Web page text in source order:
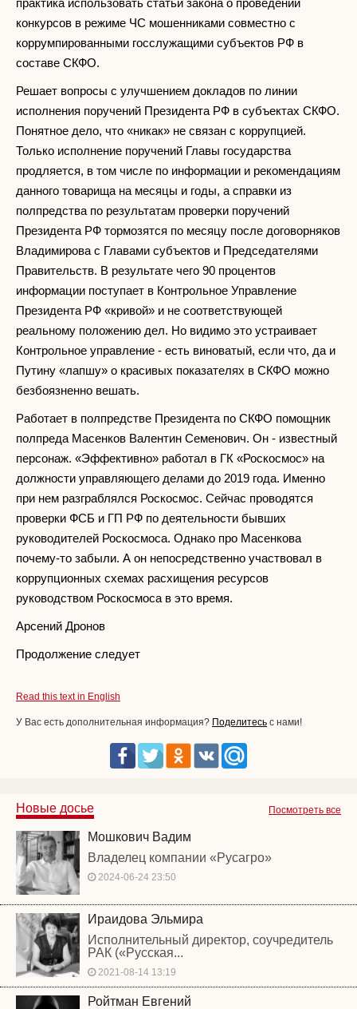
практика использовать статьи закона о проведении
конкурсов в режиме ЧС мошенниками совместно с
коррумпированными госслужащими субъектов РФ в
составе СКФО.
Решает вопросы с улучшением докладов по линии
исполнения поручений Президента РФ в субъектах СКФО.
Понятное дело, что «никак» не связан с коррупцией.
Только исполнение поручений Главы государства
продляется, в том числе по информации и рекомендациям
данного товарища на месяцы и годы, а справки из
полпредства по результатам проверки поручений
Президента РФ тормозятся по месяцу после договорняков
Владимирова с Главами субъектов и Председателями
Правительств. В результате чего 90 процентов
информации поступает в Контрольное Управление
Президента РФ «кривой» и не соответствующей
реальному положению дел. Но видимо это устраивает
Контрольное управление - есть виноватый, если что, да и
Путину «лапшу» о красивых показателях в СКФО можно
безбоязненно вешать.
Работает в полпредстве Президента по СКФО помощник
полпреда Масенков Валентин Семенович. Он - известный
персонаж. «Эффективно» работал в ГК «Роскосмос» на
должности управляющего делами до 2019 года. Именно
при нем разграблялся Роскосмос. Сейчас проводятся
проверки ФСБ и ГП РФ по деятельности бывших
руководителей Роскосмоса. Однако про Масенкова
почему-то забыли. А он непосредственно участвовал в
коррупционных схемах расхищения ресурсов
руководством Роскосмоса в это время.
Арсений Дронов
Продолжение следует
Read this text in English
У Вас есть дополнительная информация? Поделитесь с нами!
Посмотреть все
Новые досье
Мошкович Вадим
Владелец компании «Русагро»
2024-06-24 23:50
Ираидова Эльмира
Исполнительный директор, соучредитель
РАК («Русская...
2021-08-14 13:19
Ройтман Евгений